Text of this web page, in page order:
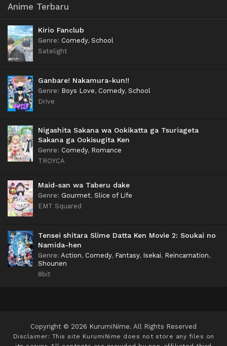
Anime Terbaru
Kirio Fanclub
Genre: Comedy, School
Satelight
Ganbare! Nakamura-kun!!
Genre: Boys Love, Comedy, School
Drive
Nigashita Sakana wa Ookikatta ga Tsuriageta
Sakana ga Ookisugita Ken
Genre: Comedy, Romance
TROYCA
Maid-san wa Taberu dake
Genre: Gourmet, Slice of Life
EMT Squared
Tensei shitara Slime Datta Ken Movie 2: Soukai no
Namida-hen
Genre: Action, Comedy, Fantasy, Isekai, Reincarnation,
Shounen
8bit
Copyright © 2026 KurumiNime. All Rights Reserved
Disclaimer: This site KurumiNime does not store any files on